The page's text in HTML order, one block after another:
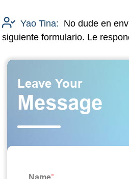
Yao Tina: No dude en
siguiente formulario. Le